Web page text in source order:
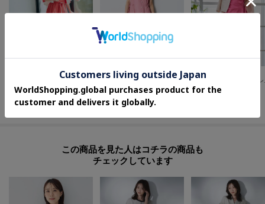
4,125
50%OFF
Reflect
【通気性あり／涼しい／マシンウォッシャブル】フロントボタンワンピース
¥10,164
40%OFF
COUP DE CHANCE
¥20,944
この商品を見た人はコチラの商品も
チェックしています